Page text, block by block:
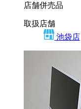
店舗併売品
取扱店舗
池袋店